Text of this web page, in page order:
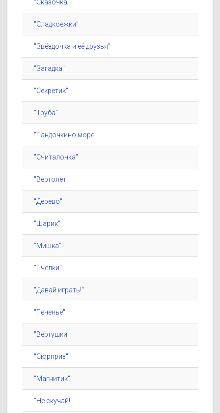
"Сказочка"
"Сладкоежки"
"Звёздочка и её друзья"
"Загадка"
"Секретик"
"Труба"
"Пандочкино море"
"Считалочка"
"Вертолет"
"Дерево"
"Шарик"
"Мишка"
"Пчёлки"
"Давай играть!"
"Печенье"
"Вертушки"
"Сюрприз"
"Магнитик"
"Не скучай!"